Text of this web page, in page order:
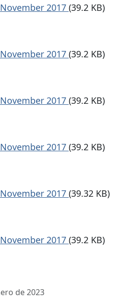
2017 (39.2 KB)
2017 (39.2 KB)
2017 (39.2 KB)
2017 (39.2 KB)
2017 (39.32 KB)
2017 (39.2 KB)
de 2023